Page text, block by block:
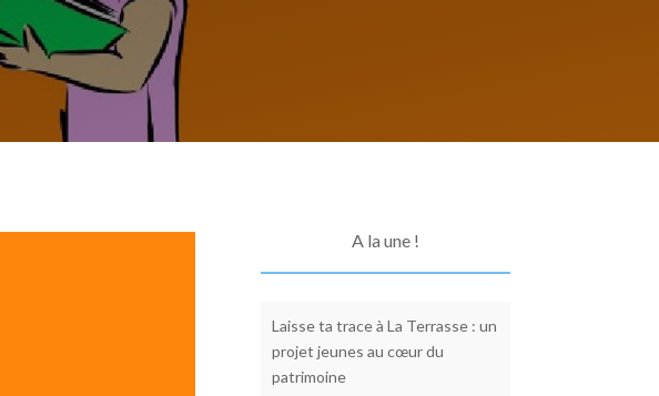
A la une !
Laisse ta trace à La Terrasse : un
projet jeunes au cœur du
patrimoine